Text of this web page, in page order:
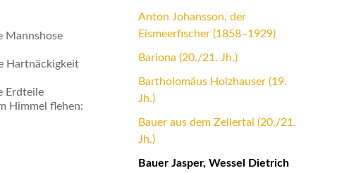
Mannshose
Hartnäckigkeit
Erdteile
Himmel flehen:
Anton Johansson, der
Eismeerfischer (1858–1929)
Bariona (20./21. Jh.)
Bartholomäus Holzhauser (19.
Jh.)
Bauer aus dem Zellertal (20./21.
Jh.)
Bauer Jasper, Wessel Dietrich